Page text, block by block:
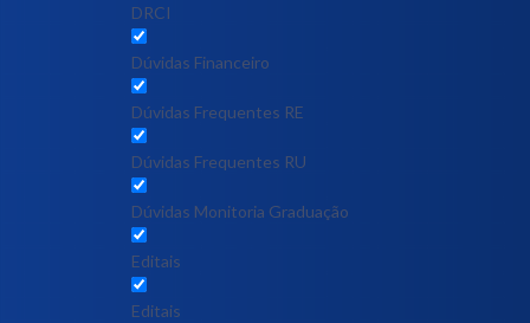
DRCI
Dúvidas Financeiro
Dúvidas Frequentes RE
Dúvidas Frequentes RU
Dúvidas Monitoria Graduação
Editais
Editais